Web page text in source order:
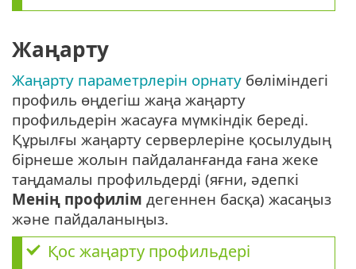
Жаңарту
Жаңарту параметрлерін орнату бөліміндегі
профиль өңдегіш жаңа жаңарту
профильдерін жасауға мүмкіндік береді.
Құрылғы жаңарту серверлеріне қосылудың
бірнеше жолын пайдаланғанда ғана жеке
таңдамалы профильдерді (яғни, әдепкі
Менің профилім дегеннен басқа) жасаңыз
және пайдаланыңыз.
Қос жаңарту профильдері